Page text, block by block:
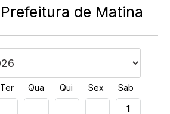
Prefeitura de Matina
Ter Qua Qui Sex Sab
1